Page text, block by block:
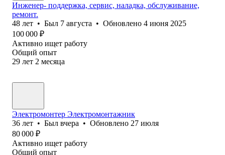
Инженер- поддержка, сервис, наладка, обслуживание,
ремонт.
48 лет • Был 7 августа • Обновлено 4 июня 2025
100 000 ₽
Активно ищет работу
Общий опыт
29 лет 2 месяца
Электромонтер Электромонтажник
36 лет • Был вчера • Обновлено 27 июля
80 000 ₽
Активно ищет работу
Общий опыт